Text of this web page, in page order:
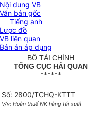
Nội dung VB
Văn bản gốc
Tiếng anh
Lược đồ
VB liên quan
Bản án áp dụng
BỘ TÀI CHÍNH
TỔNG CỤC HẢI QUAN
******
Số: 2800/TCHQ-KTTT
V/v: Hoàn thuế NK hàng tái xuất